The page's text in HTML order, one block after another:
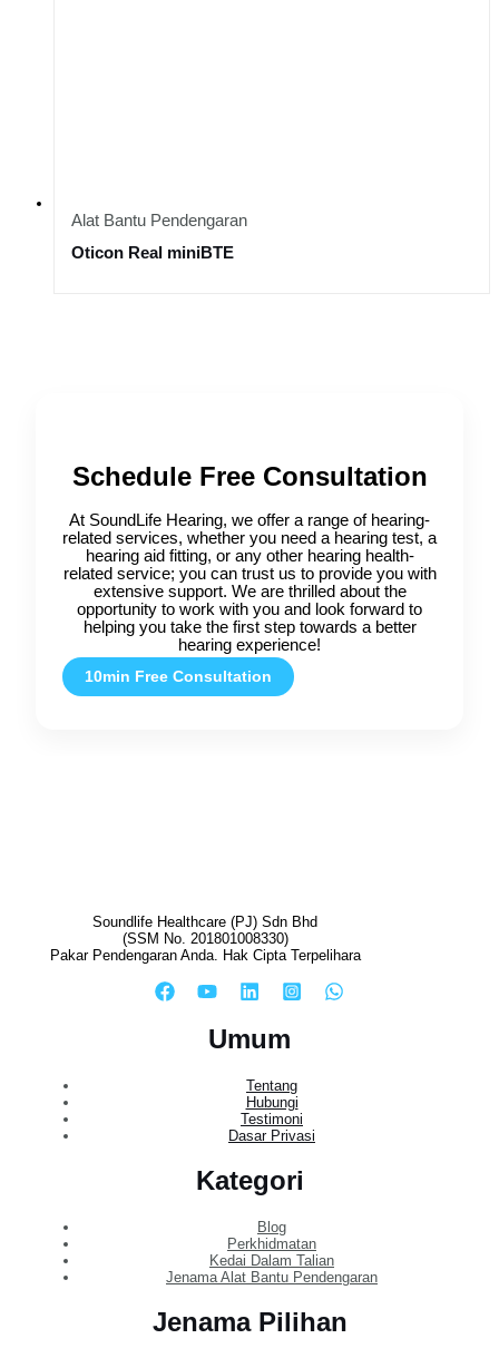
Alat Bantu Pendengaran
Oticon Real miniBTE
Schedule Free Consultation
At SoundLife Hearing, we offer a range of hearing-
related services, whether you need a hearing test, a
hearing aid fitting, or any other hearing health-
related service; you can trust us to provide you with
extensive support. We are thrilled about the
opportunity to work with you and look forward to
helping you take the first step towards a better
hearing experience!
10min Free Consultation
Soundlife Healthcare (PJ) Sdn Bhd
(SSM No. 201801008330)
Pakar Pendengaran Anda. Hak Cipta Terpelihara
Umum
Tentang
Hubungi
Testimoni
Dasar Privasi
Kategori
Blog
Perkhidmatan
Kedai Dalam Talian
Jenama Alat Bantu Pendengaran
Jenama Pilihan